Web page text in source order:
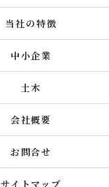
当社の特徴
中小企業
土木
会社概要
お問合せ
サイトマップ